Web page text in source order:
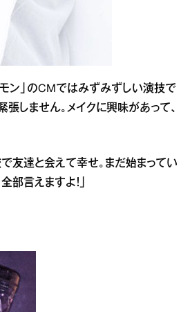
ン」のCMではみずみずしい演技で
しません。メイクに興味があって、
友達と会えて幸せ。まだ始まってい
言えますよ！」